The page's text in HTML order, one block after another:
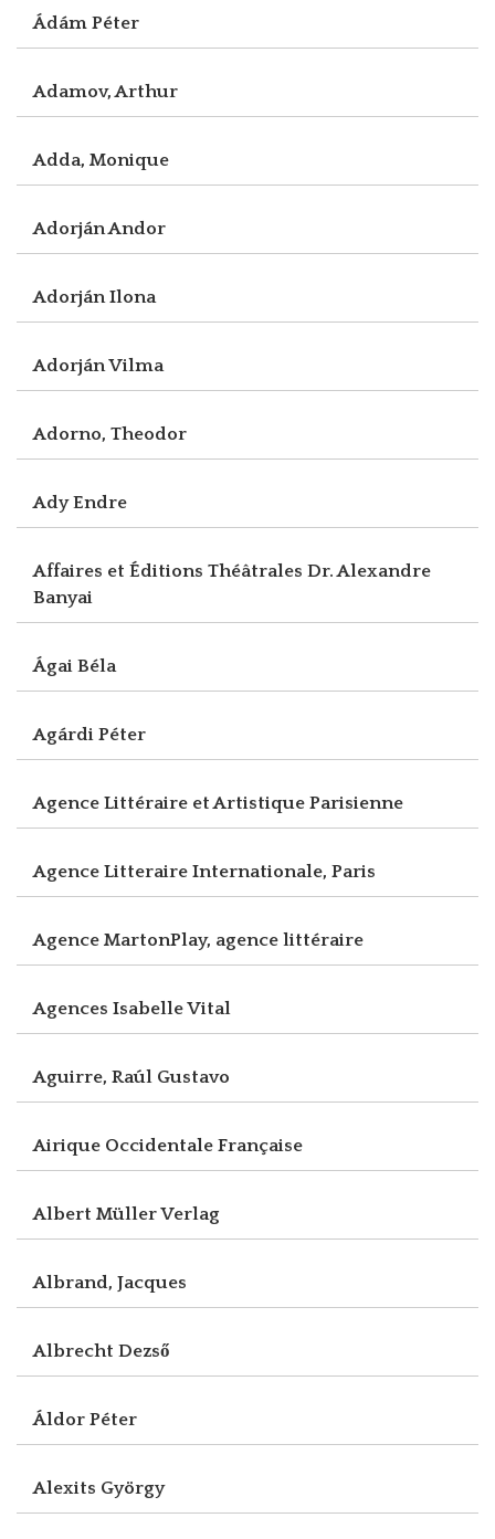
Ádám Péter
Adamov, Arthur
Adda, Monique
Adorján Andor
Adorján Ilona
Adorján Vilma
Adorno, Theodor
Ady Endre
Affaires et Éditions Théâtrales Dr. Alexandre
Banyai
Ágai Béla
Agárdi Péter
Agence Littéraire et Artistique Parisienne
Agence Litteraire Internationale, Paris
Agence MartonPlay, agence littéraire
Agences Isabelle Vital
Aguirre, Raúl Gustavo
Airique Occidentale Française
Albert Müller Verlag
Albrand, Jacques
Albrecht Dezső
Áldor Péter
Alexits György